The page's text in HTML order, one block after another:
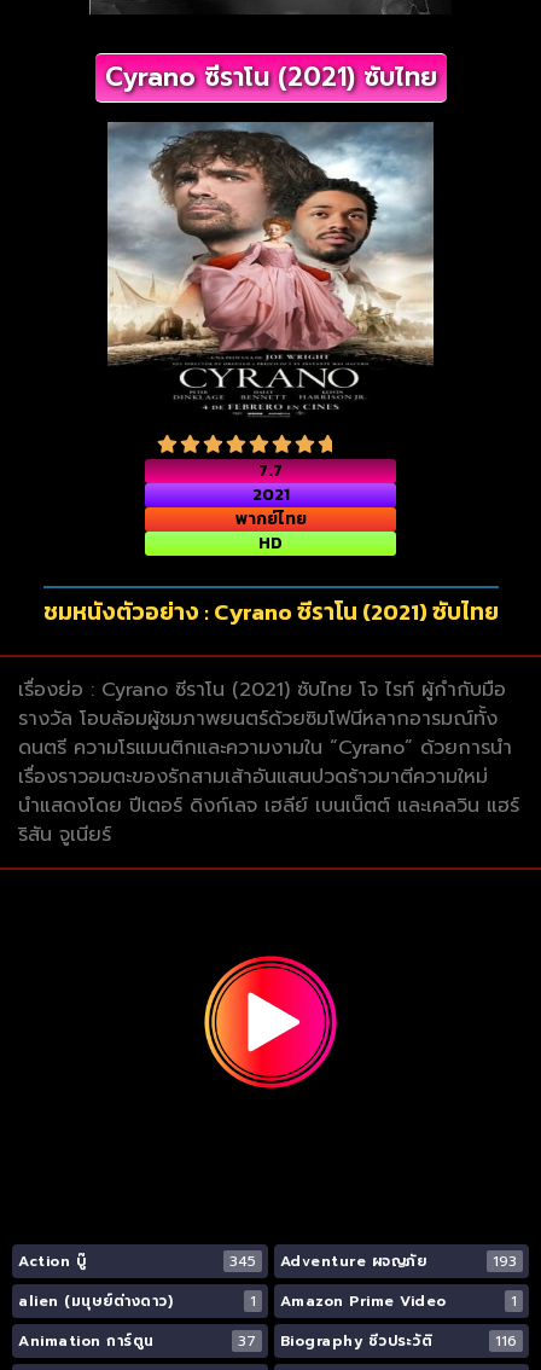
Cyrano ซีราโน (2021) ซับไทย
7.7
2021
พากย์ไทย
HD
ชมหนังตัวอย่าง : Cyrano ซีราโน (2021) ซับไทย
เรื่องย่อ : Cyrano ซีราโน (2021) ซับไทย โจ ไรท์ ผู้กำกับมือ
รางวัล โอบล้อมผู้ชมภาพยนตร์ด้วยซิมโฟนีหลากอารมณ์ทั้ง
ดนตรี ความโรแมนติกและความงามใน “Cyrano” ด้วยการนำ
เรื่องราวอมตะของรักสามเส้าอันแสนปวดร้าวมาตีความใหม่
นำแสดงโดย ปีเตอร์ ดิงก์เลจ เฮลีย์ เบนเน็ตต์ และเคลวิน แฮร์
ริสัน จูเนียร์
Action บู๊ 345 Adventure ผจญภัย
193
alien (มนุษย์ต่างดาว)
1 Amazon Prime Video
1
Animation การ์ตูน
37 Biography ชีวประวัติ 116